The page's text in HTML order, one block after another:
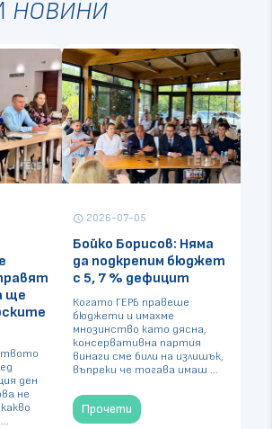
НОВИНИ
ще
ден
не
schedule 2026-07-05
Бойко Борисов: Няма
да подкрепим бюджет
с 5, 7 % дефицит
Когато ГЕРБ правеше
бюджети и имахме
мнозинство като дясна,
консервативна партия
винаги сме били на излишък,
въпреки че тогава имаш ...
Прочети